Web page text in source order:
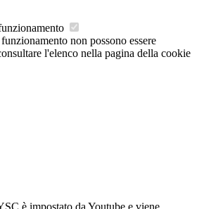
non possono essere
l'elenco nella pagina della cookie